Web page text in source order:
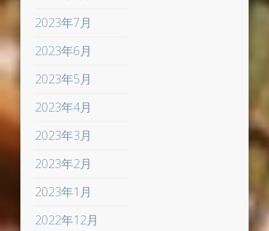
2023年7月
2023年6月
2023年5月
2023年4月
2023年3月
2023年2月
2023年1月
2022年12月